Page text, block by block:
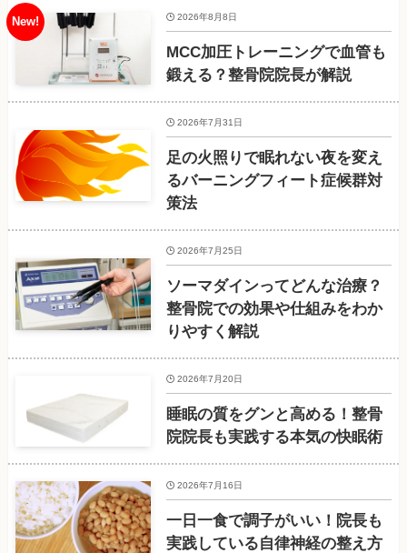
MCC加圧トレーニングで血管も
鍛える？整骨院院長が解説
2026年8月8日
足の火照りで眠れない夜を変え
るバーニングフィート症候群対
策法
2026年7月31日
ソーマダインってどんな治療？
整骨院での効果や仕組みをわか
りやすく解説
2026年7月25日
睡眠の質をグンと高める！整骨
院院長も実践する本気の快眠術
2026年7月20日
一日一食で調子がいい！院長も
実践している自律神経の整え方
2026年7月16日